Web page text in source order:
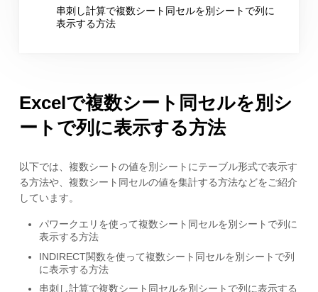
串刺し計算で複数シート同セルを別シートで列に
表示する方法
Excelで複数シート同セルを別シ
ートで列に表示する方法
以下では、複数シートの値を別シートにテーブル形式で表示す
る方法や、複数シート同セルの値を集計する方法などをご紹介
しています。
パワークエリを使って複数シート同セルを別シートで列に
表示する方法
INDIRECT関数を使って複数シート同セルを別シートで列
に表示する方法
串刺し計算で複数シート同セルを別シートで列に表示する